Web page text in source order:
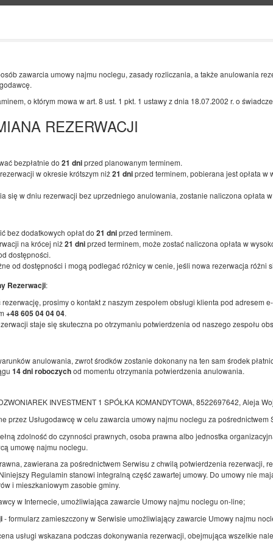
zawarcia umowy najmu noclegu, zasady rozliczania, a także anulowania
o którym mowa w art. 8 ust. 1 pkt. 1 ustawy z dnia 18.07.2002 r. o
REZERWACJI
bezpłatnie do 21 dniprzed planowanym terminem.
w okresie krótszym niż21 dniprzed terminem, pobierana jest opłata w
się w dniu rezerwacji bez uprzedniego anulowania, zostanie naliczona opłata
bez dodatkowych opłat do 21 dniprzed terminem.
na krócej niż21 dniprzed terminem, może zostać naliczona opłata w
dostępności.
od dostępności i mogą podlegać różnicy w cenie, jeśli nowa rezerwacja różni
Rezerwacji:
prosimy o kontakt z naszym zespołem obsługi klienta pod adresem
+48 605 04 04 04.
staje się skuteczna po otrzymaniu potwierdzenia od naszego zespołu
anulowania, zwrot środków zostanie dokonany na ten sam środek
14 dni roboczychod momentu otrzymania potwierdzenia anulowania.
INVESTMENT 1 SPÓŁKA KOMANDYTOWA, 8522697642, Aleja
przez Usługodawcę w celu zawarcia umowy najmu noclegu za pośrednictwem
zdolność do czynności prawnych, osoba prawna albo jednostka
umowę najmu noclegu.
zawierana za pośrednictwem Serwisu z chwilą potwierdzenia rezerwacji,
Regulamin stanowi integralną część zawartej umowy. Do umowy nie
i mieszkaniowym zasobie gminy.
w Internecie, umożliwiająca zawarcie Umowy najmu noclegu on-line;
- formularz zamieszczony w Serwisie umożliwiający zawarcie Umowy najmu
usługi wskazana podczas dokonywania rezerwacji, obejmująca wszelkie
SIERPNIA
2
9A / Apartament 4
3 osoby
pow. 42,17 m 2
2 sypialnie
1 duże łóżko podwójne (Queen), 1 sofa jednoosobowa (Sofa Bed)
9 / Apartament 17
Dostępna liczba: 1
2 łóżka pojedyncze (Single), 1 sofa jednoosobowa (Sofa Bed)
Udostępnij
Apartamenty Przy Deptaku - ul.
5B / Apartament 4
Dostępna liczba: 1